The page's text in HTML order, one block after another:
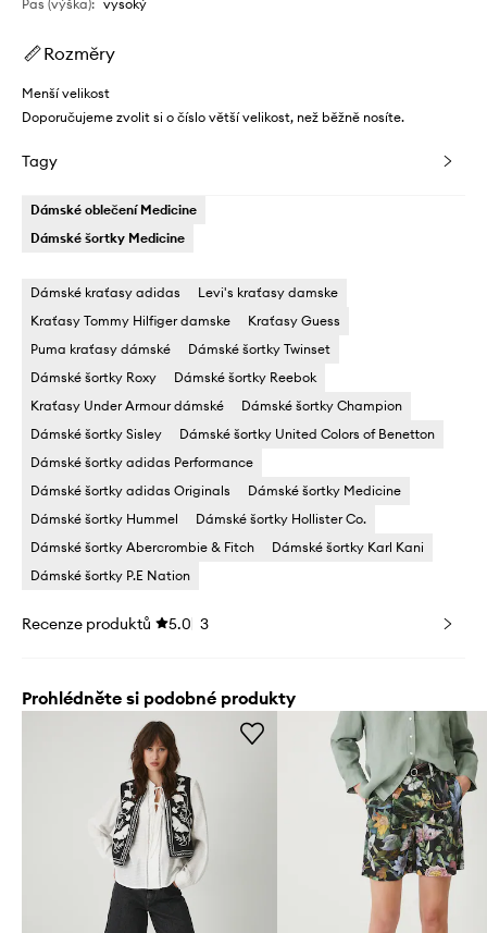
Pas (výška): vysoký
Rozměry
Menší velikost
Doporučujeme zvolit si o číslo větší velikost, než běžně nosíte.
Tagy
Dámské oblečení Medicine
Dámské šortky Medicine
Dámské kraťasy adidas
Levi's kraťasy damske
Kraťasy Tommy Hilfiger damske
Kraťasy Guess
Puma kraťasy dámské
Dámské šortky Twinset
Dámské šortky Roxy
Dámské šortky Reebok
Kraťasy Under Armour dámské
Dámské šortky Champion
Dámské šortky Sisley
Dámské šortky United Colors of Benetton
Dámské šortky adidas Performance
Dámské šortky adidas Originals
Dámské šortky Medicine
Dámské šortky Hummel
Dámské šortky Hollister Co.
Dámské šortky Abercrombie & Fitch
Dámské šortky Karl Kani
Dámské šortky P.E Nation
Recenze produktů 5.0 3
Prohlédněte si podobné produkty